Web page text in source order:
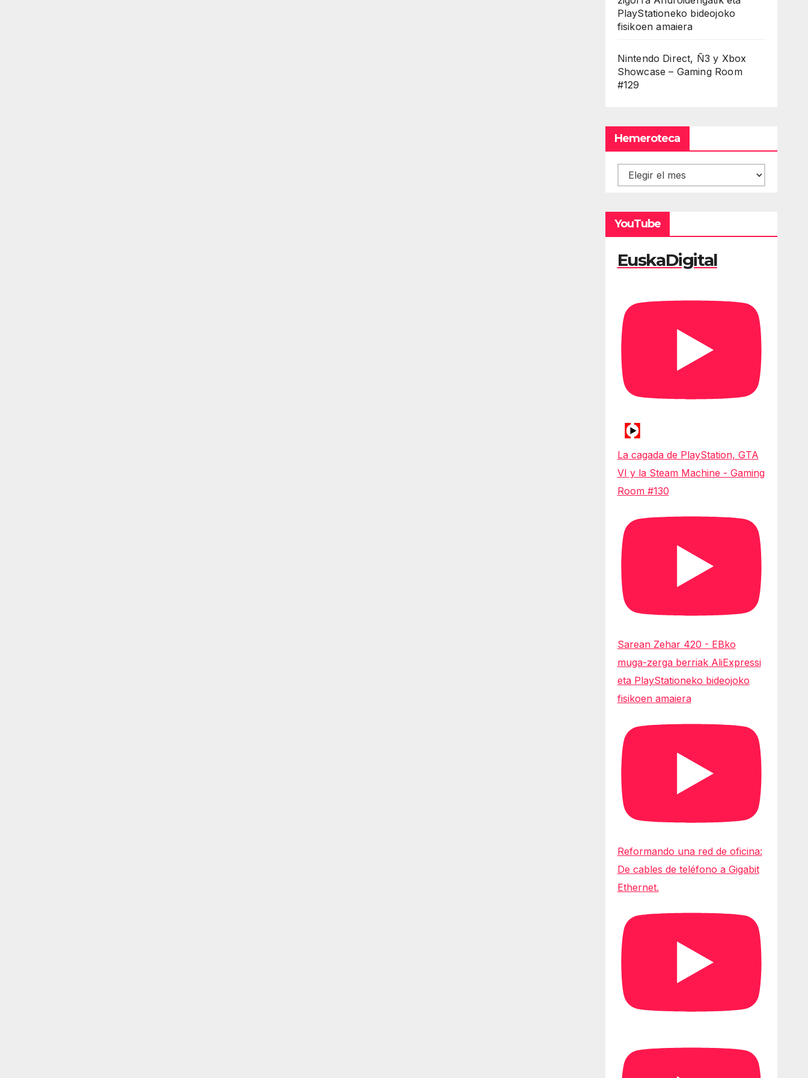
PlayStationeko bideojoko
fisikoen amaiera
Nintendo Direct, Ñ3 y Xbox
Showcase – Gaming Room
#129
Hemeroteca
Hemeroteca
YouTube
EuskaDigital
La cagada de PlayStation, GTA
VI y la Steam Machine - Gaming
Room #130
Sarean Zehar 420 - EBko
muga-zerga berriak AliExpressi
eta PlayStationeko bideojoko
fisikoen amaiera
Reformando una red de oficina:
De cables de teléfono a Gigabit
Ethernet.